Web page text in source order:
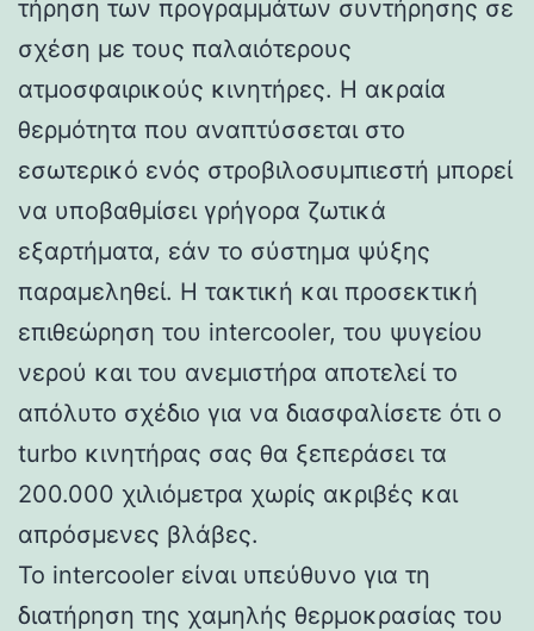
τήρηση των προγραμμάτων συντήρησης σε
σχέση με τους παλαιότερους
ατμοσφαιρικούς κινητήρες. Η ακραία
θερμότητα που αναπτύσσεται στο
εσωτερικό ενός στροβιλοσυμπιεστή μπορεί
να υποβαθμίσει γρήγορα ζωτικά
εξαρτήματα, εάν το σύστημα ψύξης
παραμεληθεί. Η τακτική και προσεκτική
επιθεώρηση του intercooler, του ψυγείου
νερού και του ανεμιστήρα αποτελεί το
απόλυτο σχέδιο για να διασφαλίσετε ότι ο
turbo κινητήρας σας θα ξεπεράσει τα
200.000 χιλιόμετρα χωρίς ακριβές και
απρόσμενες βλάβες.
Το intercooler είναι υπεύθυνο για τη
διατήρηση της χαμηλής θερμοκρασίας του